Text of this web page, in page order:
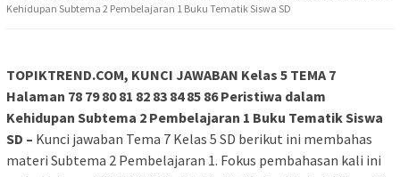
Kehidupan Subtema 2 Pembelajaran 1 Buku Tematik Siswa SD
TOPIKTREND.COM, KUNCI JAWABAN Kelas 5 TEMA 7
Halaman 78 79 80 81 82 83 84 85 86 Peristiwa dalam
Kehidupan Subtema 2 Pembelajaran 1 Buku Tematik Siswa
SD – Kunci jawaban Tema 7 Kelas 5 SD berikut ini membahas
materi Subtema 2 Pembelajaran 1. Fokus pembahasan kali ini